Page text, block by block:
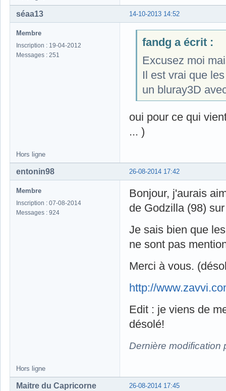
14-10-2013 14:52
séaa13
Membre
Inscription : 19-04-2012
Messages : 251
fandg a écrit :
Excusez moi
Il est vrai que
un bluray3D
oui pour ce qui
... )
Hors ligne
26-08-2014 17:42
entonin98
Membre
Inscription : 07-08-2014
Messages : 924
Bonjour, j'aurais
de Godzilla (98)
Je sais bien que
ne sont pas
Merci à vous.
http://
Edit : je viens de
désolé!
Dernière modification
Hors ligne
26-08-2014 17:45
Maitre du Capricorne